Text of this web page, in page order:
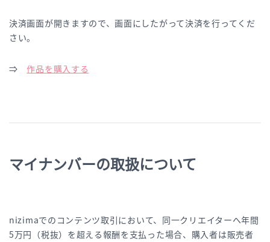
決済画面が開きますので、画面にしたがって決済を行ってくだ
さい。
⇒作品を購入する
マイナンバーの取扱について
nizimaでのコンテンツ取引において、同一クリエイターへ年間
5万円（税抜）を超える報酬を支払った場合、購入者は販売者